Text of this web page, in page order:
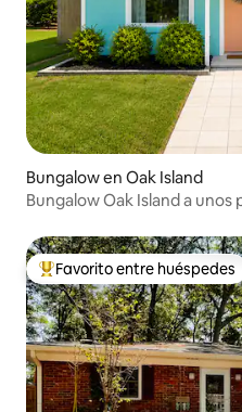
Bungalow en Oak Island
Bungalow Oak Island a unos
De los mejores en Favorito
Favorito entre huéspedes